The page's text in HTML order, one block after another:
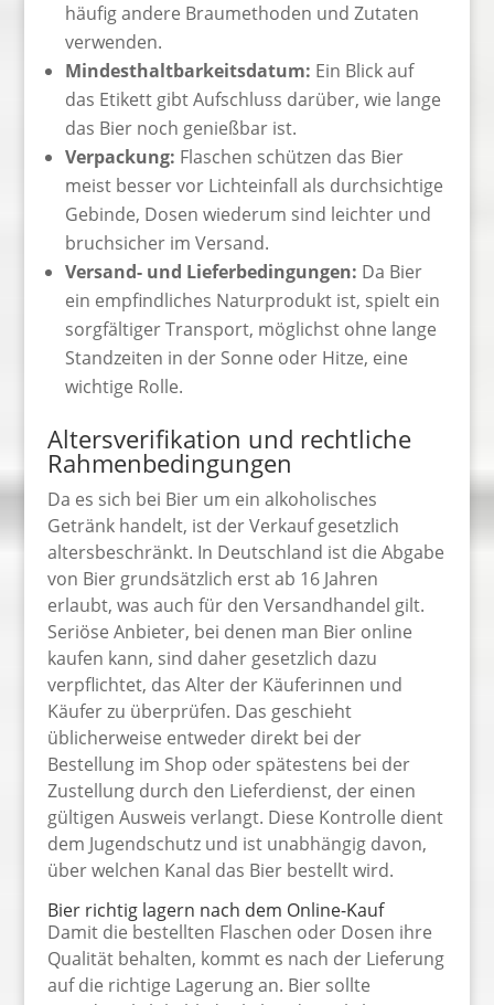
häufig andere Braumethoden und Zutaten
verwenden.
Mindesthaltbarkeitsdatum: Ein Blick auf
das Etikett gibt Aufschluss darüber, wie lange
das Bier noch genießbar ist.
Verpackung: Flaschen schützen das Bier
meist besser vor Lichteinfall als durchsichtige
Gebinde, Dosen wiederum sind leichter und
bruchsicher im Versand.
Versand- und Lieferbedingungen: Da Bier
ein empfindliches Naturprodukt ist, spielt ein
sorgfältiger Transport, möglichst ohne lange
Standzeiten in der Sonne oder Hitze, eine
wichtige Rolle.
Altersverifikation und rechtliche
Rahmenbedingungen
Da es sich bei Bier um ein alkoholisches
Getränk handelt, ist der Verkauf gesetzlich
altersbeschränkt. In Deutschland ist die Abgabe
von Bier grundsätzlich erst ab 16 Jahren
erlaubt, was auch für den Versandhandel gilt.
Seriöse Anbieter, bei denen man Bier online
kaufen kann, sind daher gesetzlich dazu
verpflichtet, das Alter der Käuferinnen und
Käufer zu überprüfen. Das geschieht
üblicherweise entweder direkt bei der
Bestellung im Shop oder spätestens bei der
Zustellung durch den Lieferdienst, der einen
gültigen Ausweis verlangt. Diese Kontrolle dient
dem Jugendschutz und ist unabhängig davon,
über welchen Kanal das Bier bestellt wird.
Bier richtig lagern nach dem Online-Kauf
Damit die bestellten Flaschen oder Dosen ihre
Qualität behalten, kommt es nach der Lieferung
auf die richtige Lagerung an. Bier sollte